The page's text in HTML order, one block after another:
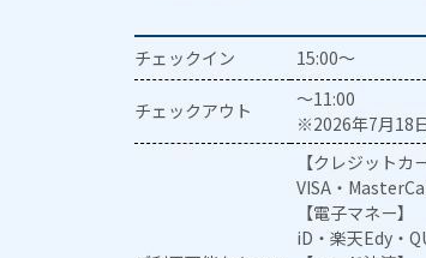
チェックイン 15:00～
チェックアウト
～11:00
※2026年7月18
【クレジットカ
VISA・
【電子マネー】
iD・楽天Edy・